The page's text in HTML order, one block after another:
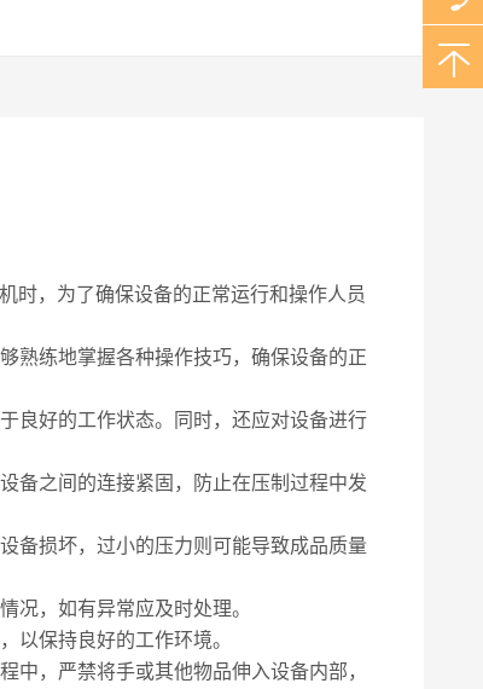
，为了确保设备的正常运行和操作人员
练地掌握各种操作技巧，确保设备的正
良好的工作状态。同时，还应对设备进行
之间的连接紧固，防止在压制过程中发
损坏，过小的压力则可能导致成品质量
，如有异常应及时处理。
保持良好的工作环境。
，严禁将手或其他物品伸入设备内部，